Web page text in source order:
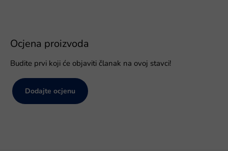
Ocjena proizvoda
Budite prvi koji će objaviti članak na ovoj stavci!
Dodajte ocjenu